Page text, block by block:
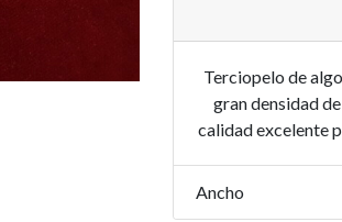
Terciopelo de
gran densidad
calidad excelente
Ancho